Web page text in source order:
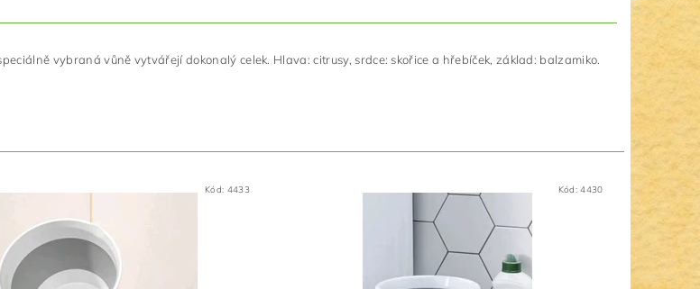
vybraná vůně vytvářejí dokonalý celek. Hlava: citrusy, srdce: skořice a hřebíček, základ: balzamiko.
Kód: 4433 Kód:4430